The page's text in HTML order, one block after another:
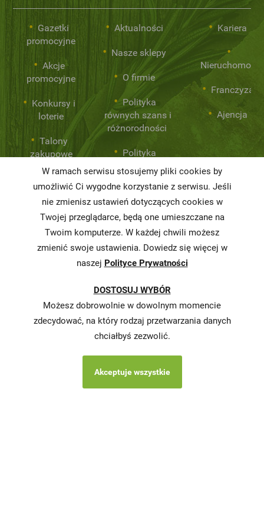
Gazetki
promocyjne
Akcje
promocyjne
Konkursy i
loterie
Talony
zakupowe
Aktualności
Nasze sklepy
O firmie
Polityka
równych szans i
różnorodności
Polityka
Prywatności
Niemarnowanie
żywności
Informacja o
realizowanej
strategii
Karty
charakterystyki
Butelkomaty
Kariera
Nieruchomości
Franczyza
Ajencja
W ramach serwisu stosujemy pliki cookies by
umożliwić Ci wygodne korzystanie z serwisu. Jeśli
nie zmienisz ustawień dotyczących cookies w
Twojej przeglądarce, będą one umieszczane na
Twoim komputerze. W każdej chwili możesz
zmienić swoje ustawienia. Dowiedz się więcej w
naszej Polityce Prywatności
DOSTOSUJ WYBÓR
Możesz dobrowolnie w dowolnym momencie
zdecydować, na który rodzaj przetwarzania danych
chciałbyś zezwolić.
Akceptuje wszystkie